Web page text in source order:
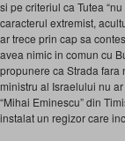
si pe criteriul ca Tutea
caracterul extremist,
ar trece prin cap sa
avea nimic in comun cu
propunere ca Strada fara
ministru al Israelului nu
“Mihai Eminescu” din
instalat un regizor care